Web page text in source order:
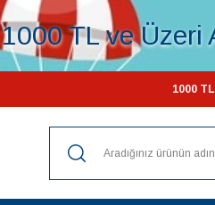
1000 TL ve Üzeri
1000